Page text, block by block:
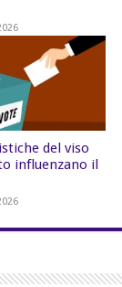
del viso
influenzano il